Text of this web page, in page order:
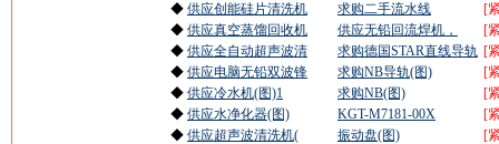
◆ 供应创能硅片清洗机
◆ 供应真空蒸馏回收机
◆ 供应全自动超声波清
◆ 供应电脑无铅双波锋
◆ 供应冷水机(图)1
◆ 供应水净化器(图)
◆ 供应超声波清洗机(
求购二手流水线
供应无铅回流焊机，
求购德国STAR直线导轨
求购NB导轨(图)
求购NB(图)
KGT-M7181-00X
振动盘(图)
[
[
[
[
[
[
[